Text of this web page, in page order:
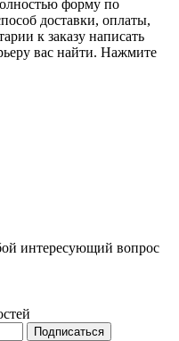
форму по
доставки, оплаты,
к заказу написать
вас найти. Нажмите
интересующий вопрос
Подписаться